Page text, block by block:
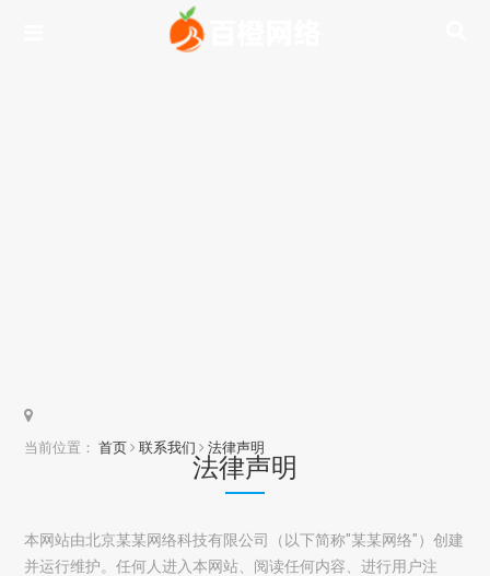
当前位置： 首页 联系我们 法律声明
法律声明
本网站由北京某某网络科技有限公司（以下简称"某某网络"）创建
并运行维护。任何人进入本网站、阅读任何内容、进行用户注